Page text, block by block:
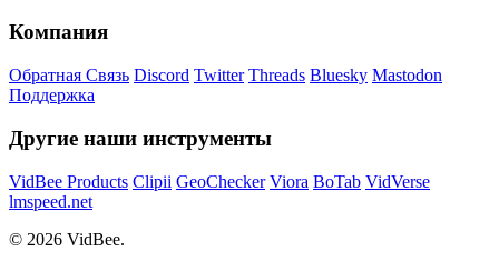
Компания
Обратная Связь Discord Twitter Threads Bluesky Mastodon
Поддержка
Другие наши инструменты
VidBee Products Clipii GeoChecker Viora BoTab VidVerse
lmspeed.net
© 2026 VidBee.